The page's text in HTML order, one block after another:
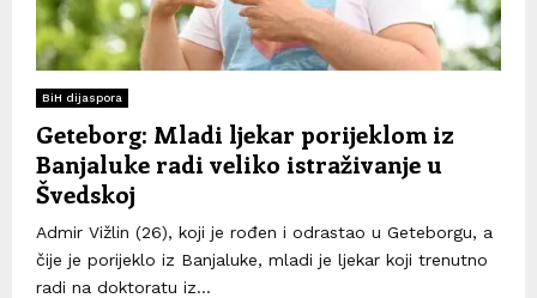
BiH dijaspora
Geteborg: Mladi ljekar porijeklom iz
Banjaluke radi veliko istraživanje u
Švedskoj
Admir Vižlin (26), koji je rođen i odrastao u Geteborgu, a
čije je porijeklo iz Banjaluke, mladi je ljekar koji trenutno
radi na doktoratu iz...